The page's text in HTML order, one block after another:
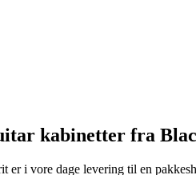
kabinetter fra
i vore dage levering til en